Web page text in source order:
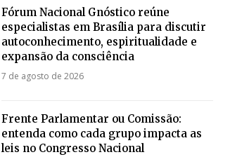
Fórum Nacional Gnóstico reúne
especialistas em Brasília para discutir
autoconhecimento, espiritualidade e
expansão da consciência
7 de agosto de 2026
Frente Parlamentar ou Comissão:
entenda como cada grupo impacta as
leis no Congresso Nacional